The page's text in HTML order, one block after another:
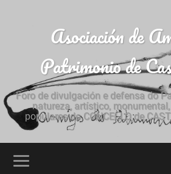
Asociación de
Patrimonio de
Foro de divulgación e defensa do
natureza, artístico,
populares do CONCELLO de